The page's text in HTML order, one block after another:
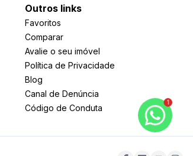
Outros links
Favoritos
Comparar
Avalie o seu imóvel
Política de Privacidade
Blog
Canal de Denúncia
Código de Conduta
1